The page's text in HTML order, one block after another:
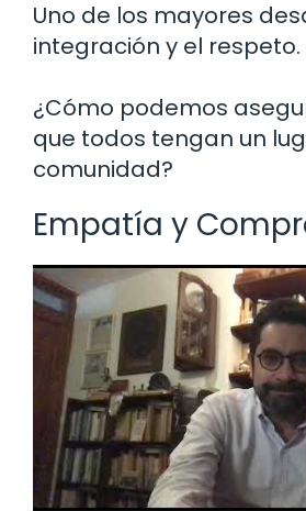
Uno de los mayores
integración y el respeto.
¿Cómo podemos
que todos tengan un
comunidad?
Empatía y